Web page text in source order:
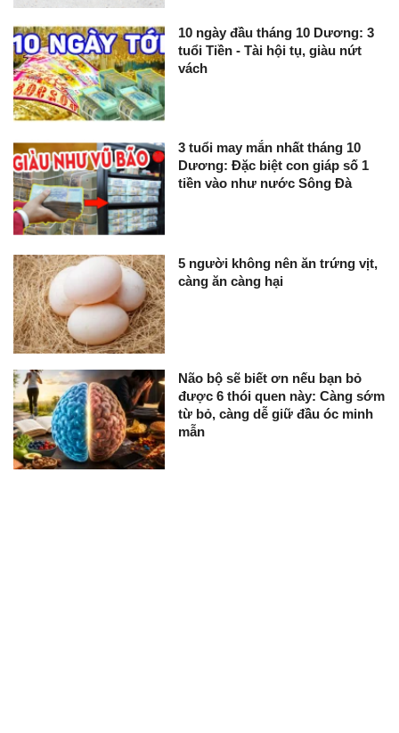
10 ngày đầu tháng 10 Dương: 3
tuổi Tiền - Tài hội tụ, giàu nứt
vách
3 tuổi may mắn nhất tháng 10
Dương: Đặc biệt con giáp số 1
tiền vào như nước Sông Đà
5 người không nên ăn trứng vịt,
càng ăn càng hại
Não bộ sẽ biết ơn nếu bạn bỏ
được 6 thói quen này: Càng sớm
từ bỏ, càng dễ giữ đầu óc minh
mẫn